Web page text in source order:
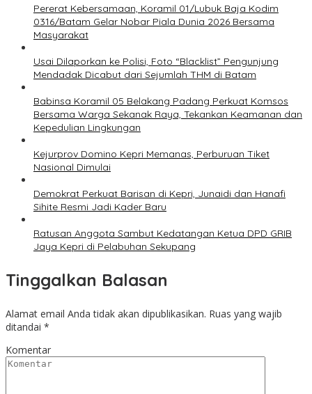
Pererat Kebersamaan, Koramil 01/Lubuk Baja Kodim
0316/Batam Gelar Nobar Piala Dunia 2026 Bersama
Masyarakat
Usai Dilaporkan ke Polisi, Foto “Blacklist” Pengunjung
Mendadak Dicabut dari Sejumlah THM di Batam
Babinsa Koramil 05 Belakang Padang Perkuat Komsos
Bersama Warga Sekanak Raya, Tekankan Keamanan dan
Kepedulian Lingkungan
Kejurprov Domino Kepri Memanas, Perburuan Tiket
Nasional Dimulai
Demokrat Perkuat Barisan di Kepri, Junaidi dan Hanafi
Sihite Resmi Jadi Kader Baru
Ratusan Anggota Sambut Kedatangan Ketua DPD GRIB
Jaya Kepri di Pelabuhan Sekupang
Tinggalkan Balasan
Alamat email Anda tidak akan dipublikasikan. Ruas yang wajib
ditandai *
Komentar